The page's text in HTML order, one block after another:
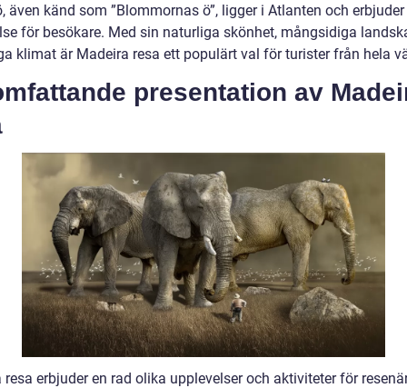
även känd som ”Blommornas ö”, ligger i Atlanten och
för besökare. Med sin naturliga skönhet, mångsidiga
klimat är Madeira resa ett populärt val för turister från hela
presentation av
resa erbjuder en rad olika upplevelser och aktiviteter för